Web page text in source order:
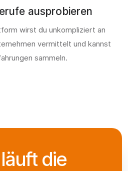
ausprobieren
wirst du unkompliziert an
vermittelt und kannst
sammeln.
die